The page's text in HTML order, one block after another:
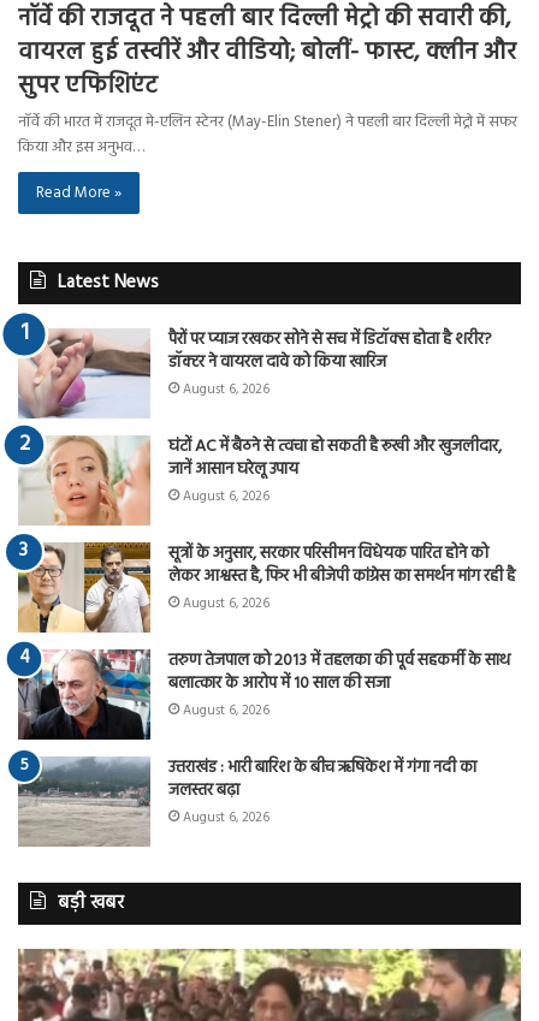
नॉर्वे की राजदूत ने पहली बार दिल्ली मेट्रो की सवारी की,
वायरल हुई तस्वीरें और वीडियो; बोलीं- फास्ट, क्लीन और
सुपर एफिशिएंट
नॉर्वे की भारत में राजदूत मे-एलिन स्टेनर (May-Elin Stener) ने पहली बार दिल्ली मेट्रो में सफर
किया और इस अनुभव…
Read More »
Latest News
पैरों पर प्याज रखकर सोने से सच में डिटॉक्स होता है शरीर?
डॉक्टर ने वायरल दावे को किया खारिज
August 6, 2026
घंटों AC में बैठने से त्वचा हो सकती है रूखी और खुजलीदार,
जानें आसान घरेलू उपाय
August 6, 2026
सूत्रों के अनुसार, सरकार परिसीमन विधेयक पारित होने को
लेकर आश्वस्त है, फिर भी बीजेपी कांग्रेस का समर्थन मांग रही है
August 6, 2026
तरुण तेजपाल को 2013 में तहलका की पूर्व सहकर्मी के साथ
बलात्कार के आरोप में 10 साल की सजा
August 6, 2026
उत्तराखंड : भारी बारिश के बीच ऋषिकेश में गंगा नदी का
जलस्तर बढ़ा
August 6, 2026
बड़ी खबर